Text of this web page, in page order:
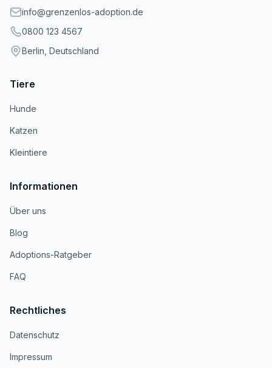
info@grenzenlos-adoption.de
0800 123 4567
Berlin, Deutschland
Tiere
Hunde
Katzen
Kleintiere
Informationen
Über uns
Blog
Adoptions-Ratgeber
FAQ
Rechtliches
Datenschutz
Impressum